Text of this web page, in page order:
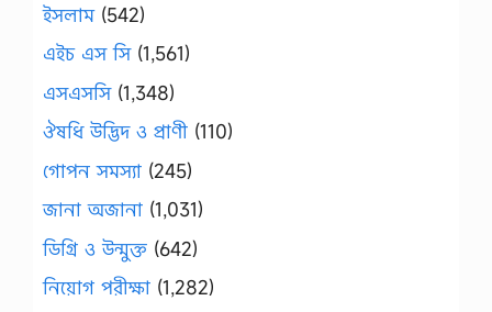
ইসলাম(542)
এইচ এস সি(1,561)
এসএসসি(1,348)
ঔষধি উদ্ভিদ ও প্রাণী (110)
গোপন সমস্যা (245)
জানা অজানা (1,031)
ডিগ্রি ও উন্মুক্ত (642)
নিয়োগ পরীক্ষা (1,282)